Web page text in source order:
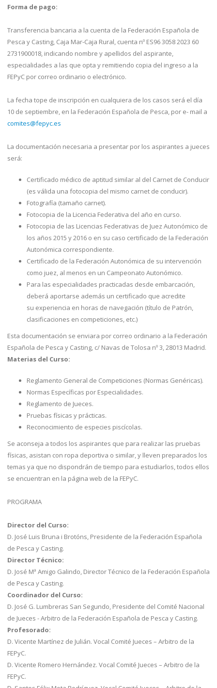
Forma de pago:
Transferencia bancaria a la cuenta de la Federación Española de
Pesca y Casting, Caja Mar-Caja Rural, cuenta nº ES96 3058 2023 60
2731900018, indicando nombre y apellidos del aspirante,
especialidades a las que opta y remitiendo copia del ingreso a la
FEPyC por correo ordinario o electrónico.
La fecha tope de inscripción en cualquiera de los casos será el día
10 de septiembre, en la Federación Española de Pesca, por e- mail a
comites@fepyc.es
La documentación necesaria a presentar por los aspirantes a jueces
será:
Certificado médico de aptitud similar al del Carnet de Conducir
(es válida una fotocopia del mismo carnet de conducir).
Fotografía (tamaño carnet).
Fotocopia de la Licencia Federativa del año en curso.
Fotocopia de las Licencias Federativas de Juez Autonómico de
los años 2015 y 2016 o en su caso certificado de la Federación
Autonómica correspondiente.
Certificado de la Federación Autonómica de su intervención
como juez, al menos en un Campeonato Autonómico.
Para las especialidades practicadas desde embarcación,
deberá aportarse además un certificado que acredite
su experiencia en horas de navegación (título de Patrón,
clasificaciones en competiciones, etc.)
Esta documentación se enviara por correo ordinario a la Federación
Española de Pesca y Casting, c/ Navas de Tolosa nº 3, 28013 Madrid.
Materias del Curso:
Reglamento General de Competiciones (Normas Genéricas).
Normas Específicas por Especialidades.
Reglamento de Jueces.
Pruebas físicas y prácticas.
Reconocimiento de especies piscícolas.
Se aconseja a todos los aspirantes que para realizar las pruebas
físicas, asistan con ropa deportiva o similar, y lleven preparados los
temas ya que no dispondrán de tiempo para estudiarlos, todos ellos
se encuentran en la página web de la FEPyC.
PROGRAMA
Director del Curso:
D. José Luis Bruna i Brotóns, Presidente de la Federación Española
de Pesca y Casting.
Director Técnico:
D. José Mª Amigo Galindo, Director Técnico de la Federación Española
de Pesca y Casting.
Coordinador del Curso:
D. José G. Lumbreras San Segundo, Presidente del Comité Nacional
de Jueces - Arbitro de la Federación Española de Pesca y Casting.
Profesorado:
D. Vicente Martínez de Julián. Vocal Comité Jueces – Arbitro de la
FEPyC.
D. Vicente Romero Hernández. Vocal Comité Jueces – Arbitro de la
FEPyC.